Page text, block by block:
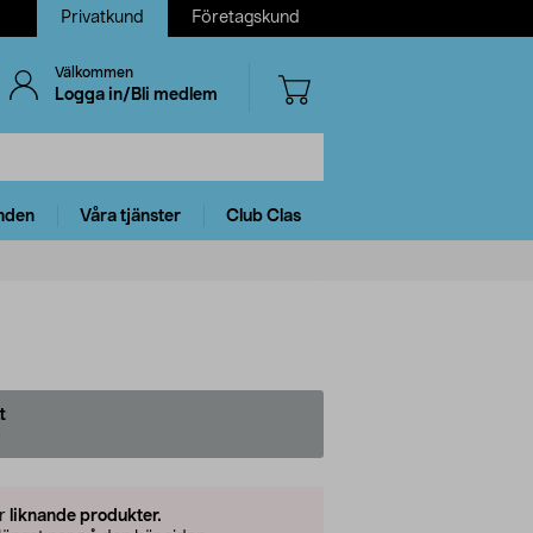
Privatkund Företagskund
Välkommen
Logga in/Bli medlem
Våra tjänster Club Clas
liknande produkter.